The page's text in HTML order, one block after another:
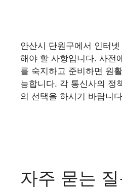
안산시 단원구에서 인터
해야 할 사항입니다. 사전
를 숙지하고 준비하면 원
능합니다. 각 통신사의 정
의 선택을 하시기 바랍니
자주 묻는